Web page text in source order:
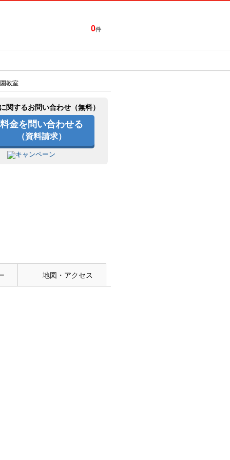
0件
教室
関するお問い合わせ（無料）
料金を問い合わせる
（資料請求）
地図・アクセス